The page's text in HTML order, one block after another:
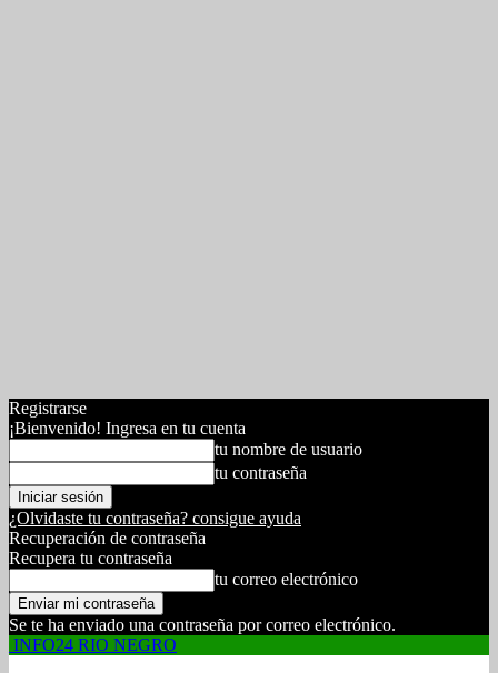
Registrarse
¡Bienvenido! Ingresa en tu cuenta
tu nombre de usuario
tu contraseña
¿Olvidaste tu contraseña? consigue ayuda
Recuperación de contraseña
Recupera tu contraseña
tu correo electrónico
Se te ha enviado una contraseña por correo electrónico.
INFO24 RIO NEGRO